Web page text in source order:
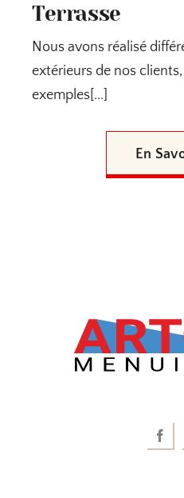
Terrasse
Nous avons réalisé
extérieurs de nos
exemples[...]
En